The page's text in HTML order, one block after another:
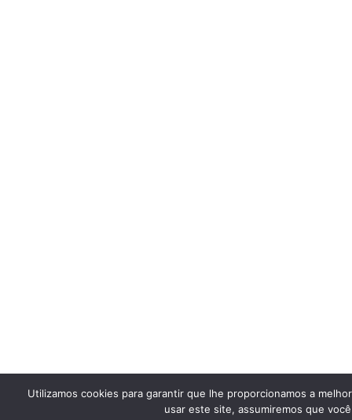
Utilizamos cookies para garantir que lhe proporcionamos a
usar este site, assumiremos que